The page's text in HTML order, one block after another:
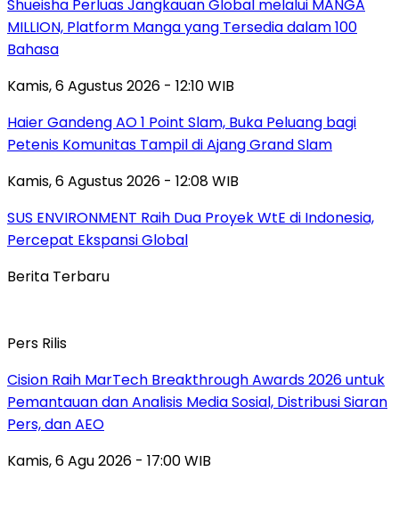
Shueisha Perluas Jangkauan Global melalui MANGA
MILLION, Platform Manga yang Tersedia dalam 100
Bahasa
Kamis, 6 Agustus 2026 - 12:10 WIB
Haier Gandeng AO 1 Point Slam, Buka Peluang bagi
Petenis Komunitas Tampil di Ajang Grand Slam
Kamis, 6 Agustus 2026 - 12:08 WIB
SUS ENVIRONMENT Raih Dua Proyek WtE di Indonesia,
Percepat Ekspansi Global
Berita Terbaru
Pers Rilis
Cision Raih MarTech Breakthrough Awards 2026 untuk
Pemantauan dan Analisis Media Sosial, Distribusi Siaran
Pers, dan AEO
Kamis, 6 Agu 2026 - 17:00 WIB